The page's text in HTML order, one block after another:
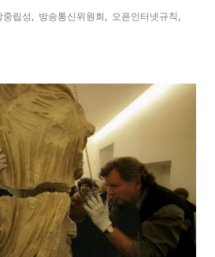
중립성 , 방송통신위원회 , 오픈인터넷규칙 ,